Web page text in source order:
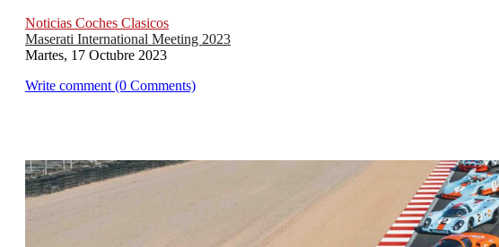
Noticias Coches Clasicos
Maserati International Meeting 2023
Martes, 17 Octubre 2023
Write comment (0 Comments)